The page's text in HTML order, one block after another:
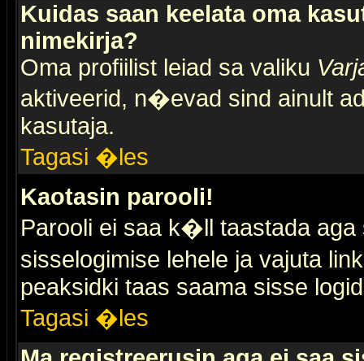
Kuidas saan keelata oma
nimekirja?
Oma profiilist leiad sa valiku
aktiveerid, n�evad sind ainult
kasutaja.
Tagasi �les
Kaotasin parooli!
Parooli ei saa k�ll taastada aga
sisselogimise lehele ja vajuta
peaksidki taas saama sisse
Tagasi �les